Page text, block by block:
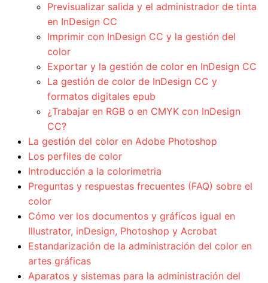
Previsualizar salida y el administrador de tinta
en InDesign CC
Imprimir con InDesign CC y la gestión del
color
Exportar y la gestión de color en InDesign CC
La gestión de color de InDesign CC y
formatos digitales epub
¿Trabajar en RGB o en CMYK con InDesign
CC?
La gestión del color en Adobe Photoshop
Los perfiles de color
Introducción a la colorimetria
Preguntas y respuestas frecuentes (FAQ) sobre el
color
Cómo ver los documentos y gráficos igual en
Illustrator, inDesign, Photoshop y Acrobat
Estandarización de la administración del color en
artes gráficas
Aparatos y sistemas para la administración del